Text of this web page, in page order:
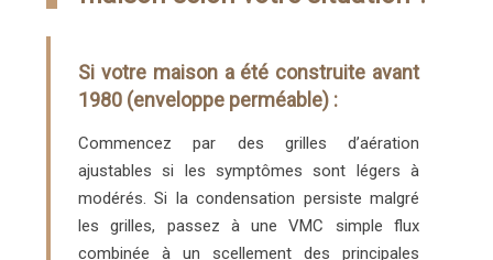
Si votre maison a été construite avant
1980 (enveloppe perméable) :
Commencez par des grilles d’aération
ajustables si les symptômes sont légers à
modérés. Si la condensation persiste malgré
les grilles, passez à une VMC simple flux
combinée à un scellement des principales